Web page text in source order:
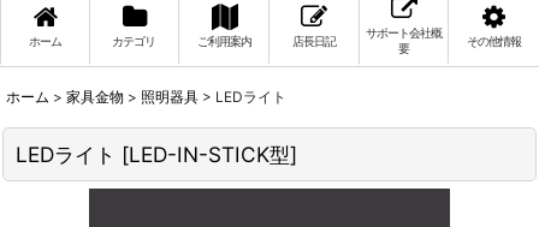
ホーム カテゴリ ご利用案内 店長日記
サポート会社概
要
その他情報
ホーム > 家具金物 > 照明器具 > LEDライト
LEDライト [LED-IN-STICK型]